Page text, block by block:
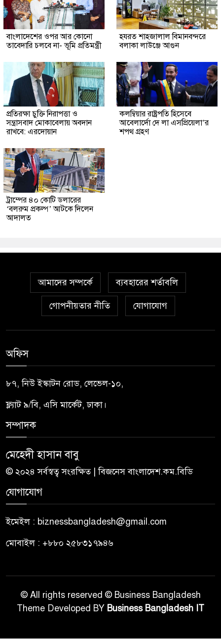
বাংলাদেশের ওপর আর কোনো
তাবেদারি চলবে না- ভূমি প্রতিমন্ত্রী
হযরত শাহজালাল বিমানবন্দরে
বলাকা লাউঞ্জে আগুন
প্রতিরক্ষা চুক্তি নিরাপত্তা ও
সন্ত্রাসবাদ মোকাবেলায় অবদান
রাখবে: এরদোয়ান
কলম্বিয়ার রাষ্ট্রপতি হিসেবে
আবেলার্দো দে লা এসপ্রিয়েলা’র
শপথ গ্রহণ
ট্রাম্পের ৪০ কোটি ডলারের
‘বলরুম প্রকল্প’ আটকে দিলেন
আদালত
আমাদের সম্পর্কে ব্যবহারের শর্তাবলি
গোপনীয়তার নীতি যোগাযোগ
অফিস
৮৭, নিউ ইস্কাটন রোড, লেভেল-১০,
ফ্ল্যাট ৯/বি, এসি মার্কেট, ঢাকা।
সম্পাদক
মেহেদী হাসান বাবু
© ২০২৪ সর্বস্বত্ব সংরক্ষিত | বিজনেস বাংলাদেশ.কম.বিডি
যোগাযোগ
ইমেইল : biznessbangladesh@gmail.com
মোবাইল : +৮৮০ ২৫৮৩১৭৯৪৬
© All rights reserved © Business Bangladesh
Theme Developed BY Business Bangladesh IT